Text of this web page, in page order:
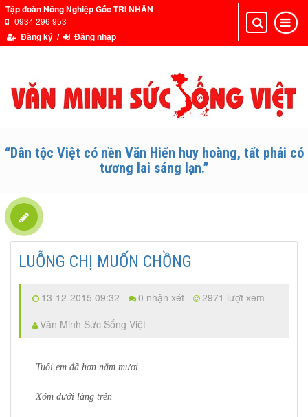
Tập đoàn Nông Nghiệp Gốc TRI NHÂN
0934 296 953
Đăng ký / Đăng nhập
Toggle
Toggle
navigation
“Dân tộc Việt có nền Văn Hiến huy hoàng, tất phải có
tương lai sáng lạn.”
LUỖNG CHỊ MUỐN CHỒNG
13-12-2015 09:32 0 nhận xét
2971 lượt xem
Văn Minh Sức Sống Việt
Tuổi em đã hơn năm mươi
Xóm dưới làng trên